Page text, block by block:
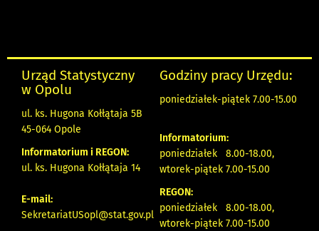
Urząd Statystyczny
w Opolu
ul. ks. Hugona Kołłątaja 5B
45-064 Opole
Informatorium i REGON:
ul. ks. Hugona Kołłątaja 14
E-mail:
SekretariatUSopl@stat.gov.pl
Godziny pracy Urzędu:
poniedziałek-piątek 7.00-15.00
Informatorium:
poniedziałek 8.00-18.00,
wtorek-piątek 7.00-15.00
REGON:
poniedziałek 8.00-18.00,
wtorek-piątek 7.00-15.00